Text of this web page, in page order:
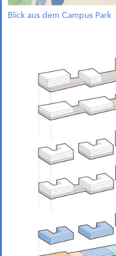
Blick aus dem Campus Park